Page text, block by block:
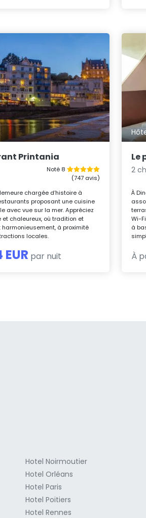
Printania
Noté 8
(747 avis)
chargée d’histoire à
proposant une cuisine
avec vue sur la mer. Appréciez
chaleureux, où tradition et
à proximité
locales.
EUR par nuit
Le
2
À
Wi-
à
À
Hotel Noirmoutier
Hotel Orléans
Hotel Paris
Hotel Poitiers
Hotel Rennes